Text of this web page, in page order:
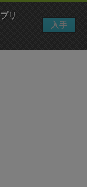
リ
入手